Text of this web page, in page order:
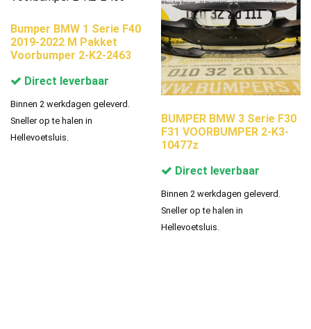
Bumper BMW 1 Serie F40
2019-2022 M Pakket
Voorbumper 2-K2-2463
Direct leverbaar
Binnen 2 werkdagen geleverd.
Sneller op te halen in
Hellevoetsluis.
BUMPER BMW 3 Serie F30
F31 VOORBUMPER 2-K3-
10477z
Direct leverbaar
Binnen 2 werkdagen geleverd.
Sneller op te halen in
Hellevoetsluis.